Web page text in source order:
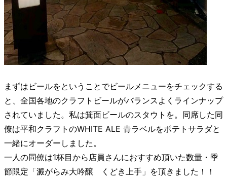
まずはビールをということでビールメニューをチェックする
と、全国各地のクラフトビールがバランスよくラインナップ
されていました。私は箕面ビールのスタウトを。同席した同
僚は平和クラフトのWHITE ALE 青ラベルをポテトサラダと
一緒にオーダーしました。
一人の同僚は1杯目から店員さんにおすすめ頂いた数量・季
節限定「澱がらみ大吟醸 くどき上手」を頂きました！！